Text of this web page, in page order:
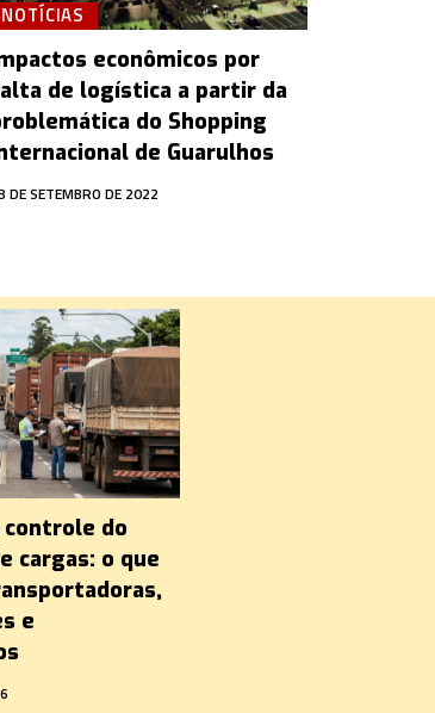
NOTÍCIAS
econômicos por
de logística a partir da
do Shopping
de Guarulhos
DE SETEMBRO DE 2022
controle do
cargas: o que
e